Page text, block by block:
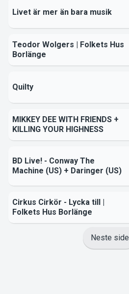
Livet är mer än bara musik
Teodor Wolgers | Folkets Hus
Borlänge
Quilty
MIKKEY DEE WITH FRIENDS +
KILLING YOUR HIGHNESS
BD Live! - Conway The
Machine (US) + Daringer (US)
Cirkus Cirkör - Lycka till |
Folkets Hus Borlänge
Neste side